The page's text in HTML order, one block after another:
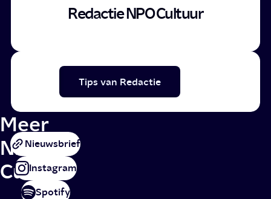
Redactie NPO Cultuur
Tips van Redactie
Meer
NPO
Cultuur
Nieuwsbrief
Instagram
Spotify